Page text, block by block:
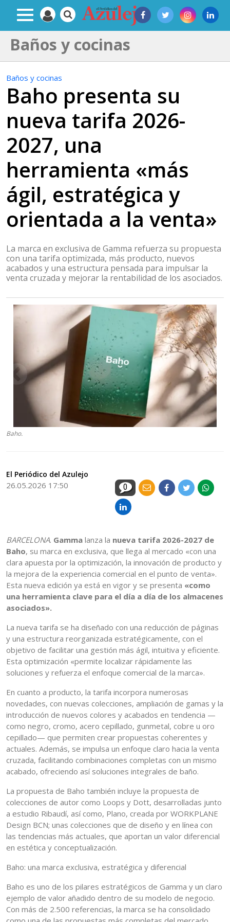
Baños y cocinas
Baños y cocinas
Baho presenta su
nueva tarifa 2026-
2027, una
herramienta «más
ágil, estratégica y
orientada a la venta»
La marca en exclusiva de Gamma refuerza su propuesta
con una tarifa optimizada, más producto, nuevos
acabados y una estructura pensada para impulsar la
venta cruzada y mejorar la rentabilidad de los asociados.
Baho.
El Periódico del Azulejo
26.05.2026 17:50 0
BARCELONA. Gamma lanza la nueva tarifa 2026-2027 de
Baho, su marca en exclusiva, que llega al mercado «con una
clara apuesta por la optimización, la innovación de producto y
la mejora de la experiencia comercial en el punto de venta».
Esta nueva edición ya está en vigor y se presenta «como
una herramienta clave para el día a día de los almacenes
asociados».
La nueva tarifa se ha diseñado con una reducción de páginas
y una estructura reorganizada estratégicamente, con el
objetivo de facilitar una gestión más ágil, intuitiva y eficiente.
Esta optimización «permite localizar rápidamente las
soluciones y refuerza el enfoque comercial de la marca».
En cuanto a producto, la tarifa incorpora numerosas
novedades, con nuevas colecciones, ampliación de gamas y la
introducción de nuevos colores y acabados en tendencia —
como negro, cromo, acero cepillado, gunmetal, cobre u oro
cepillado— que permiten crear propuestas coherentes y
actuales. Además, se impulsa un enfoque claro hacia la venta
cruzada, facilitando combinaciones completas con un mismo
acabado, ofreciendo así soluciones integrales de baño.
La propuesta de Baho también incluye la propuesta de
colecciones de autor como Loops y Dott, desarrolladas junto
a estudio Ribaudí, así como, Plano, creada por WORKPLANE
Design BCN; unas colecciones que de diseño y en línea con
las tendencias más actuales, que aportan un valor diferencial
en estética y conceptualización.
Baho: una marca exclusiva, estratégica y diferencial
Baho es uno de los pilares estratégicos de Gamma y un claro
ejemplo de valor añadido dentro de su modelo de negocio.
Con más de 2.500 referencias, la marca se ha consolidado